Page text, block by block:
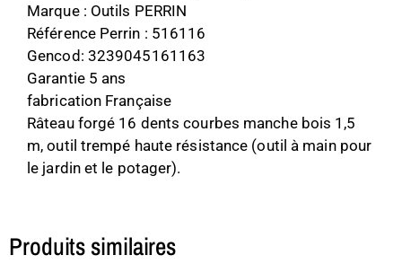
Marque : Outils PERRIN
Référence Perrin : 516116
Gencod: 3239045161163
Garantie 5 ans
fabrication Française
Râteau forgé 16 dents courbes manche bois 1,5
m, outil trempé haute résistance (outil à main pour
le jardin et le potager).
Produits similaires